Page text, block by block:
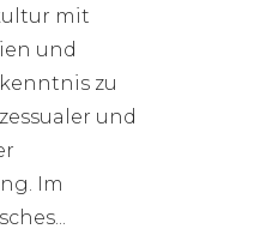
mit
und
zu
und
Im